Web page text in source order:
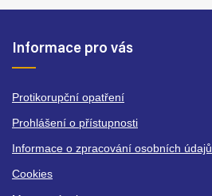
Informace pro vás
Protikorupční opatření
Prohlášení o přístupnosti
Informace o zpracování osobních údajů
Cookies